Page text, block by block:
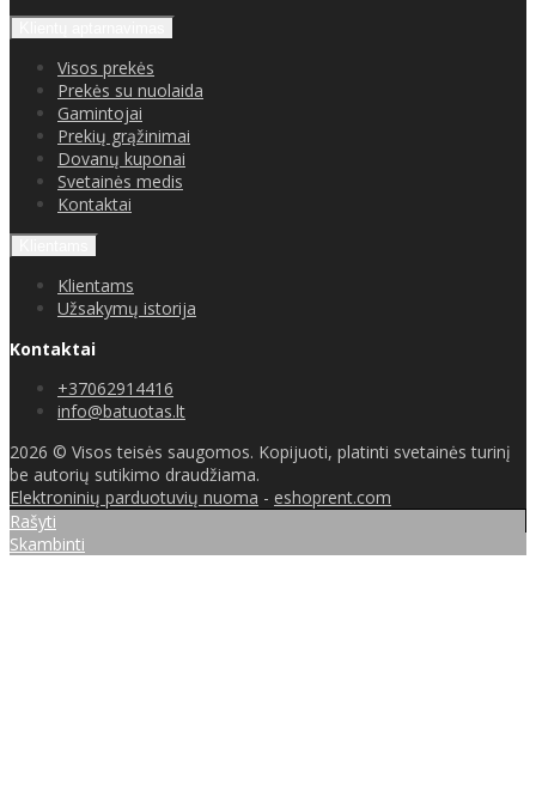
Visos prekės
Prekės su nuolaida
Gamintojai
Prekių grąžinimai
Dovanų kuponai
Svetainės medis
Kontaktai
Klientams
Užsakymų istorija
Kontaktai
+37062914416
info@batuotas.lt
2026 © Visos teisės saugomos. Kopijuoti, platinti svetainės turinį
be autorių sutikimo draudžiama.
Elektroninių parduotuvių nuoma - eshoprent.com
Rašyti
Skambinti